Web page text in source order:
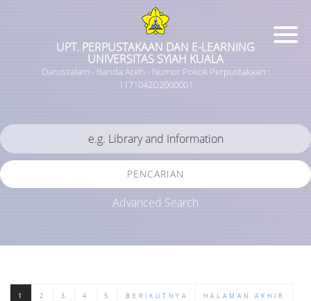
UPT. PERPUSTAKAAN DAN E-LEARNING
UNIVERSITAS SYIAH KUALA
Darussalam - Banda Aceh - Nomor Pokok Perpustakaan :
1171042D2000001
PENCARIAN
Advanced Search
1 2 3 4 5 BERIKUTNYA HALAMAN AKHIR